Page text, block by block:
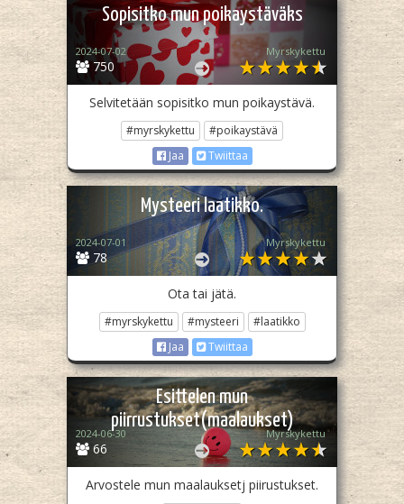
Sopisitko mun poikaystäväks
750
2024-07-02 Myrskykettu
Selvitetään sopisitko mun poikaystävä.
#myrskykettu
#poikaystävä
Jaa
Twiittaa
Mysteeri laatikko.
78
2024-07-01 Myrskykettu
Ota tai jätä.
#myrskykettu #mysteeri
#laatikko
Jaa
Twiittaa
Esittelen mun
piirrustukset(maalaukset)
66
2024-06-30 Myrskykettu
Arvostele mun maalauksetj piirustukset.